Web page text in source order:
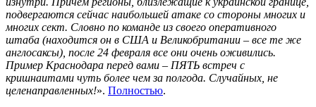
подвергаются сейчас наибольшей атаке со стороны многих и
многих сект. Словно по команде из своего оперативного
штаба (находится он в США и Великобритании – все те же
англосаксы), после 24 февраля все они очень оживились.
Пример Краснодара перед вами – ПЯТЬ встреч с
кришнаитами чуть более чем за полгода. Случайных, не
целенаправленных!». Полностью.